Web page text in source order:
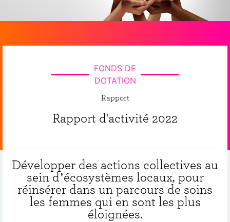
FONDS DE
DOTATION
Rapport
Rapport d'activité 2022
Développer des actions collectives au
sein d’écosystèmes locaux, pour
réinsérer dans un parcours de soins
les femmes qui en sont les plus
éloignées.